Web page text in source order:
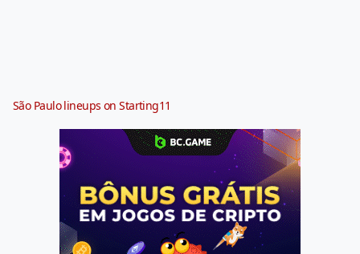
São Paulo lineups on Starting11